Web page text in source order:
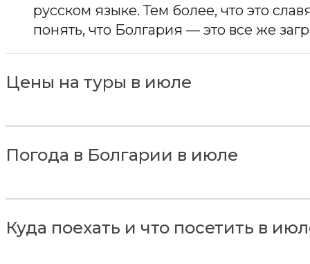
русском языке. Тем более, что это
понять, что Болгария — это все же
Цены на туры в июле
Погода в Болгарии в июле
Куда поехать и что посетить в